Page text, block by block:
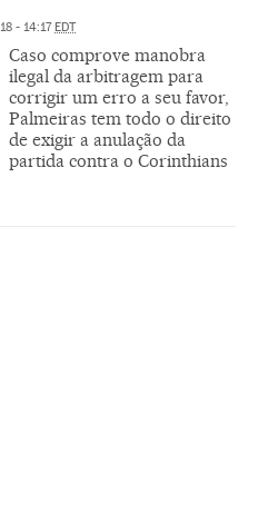
- 14:17EDT
Caso comprove manobra
ilegal da arbitragem para
corrigir um erro a seu favor,
Palmeiras tem todo o direito
de exigir a anulação da
partida contra o Corinthians